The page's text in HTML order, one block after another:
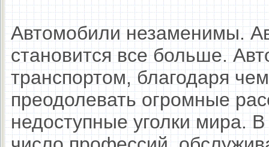
Автомобили незаменимы.
становится все больше.
транспортом, благодаря
преодолевать огромные
недоступные уголки мира.